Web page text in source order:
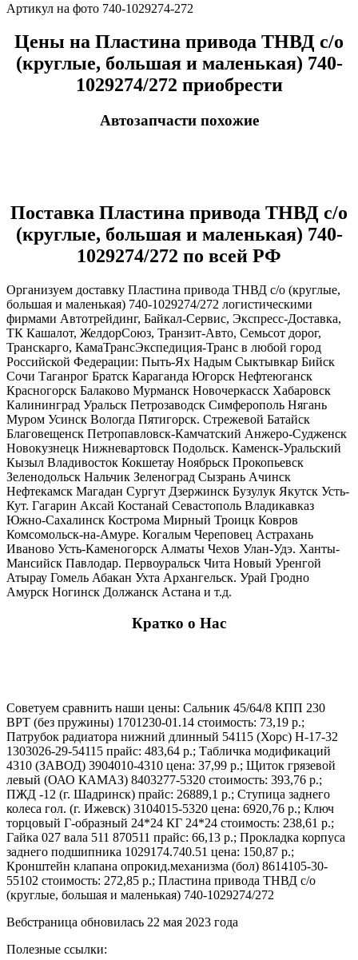
Артикул на фото 740-1029274-272
Цены на Пластина привода ТНВД с/о
(круглые, большая и маленькая) 740-
1029274/272 приобрести
Автозапчасти похожие
Поставка Пластина привода ТНВД с/о
(круглые, большая и маленькая) 740-
1029274/272 по всей РФ
Организуем доставку Пластина привода ТНВД с/о (круглые,
большая и маленькая) 740-1029274/272 логистическими
фирмами Автотрейдинг, Байкал-Сервис, Экспресс-Доставка,
ТК Кашалот, ЖелдорСоюз, Транзит-Авто, Семьсот дорог,
Транскарго, КамаТрансЭкспедиция-Транс в любой город
Российской Федерации: Пыть-Ях Надым Сыктывкар Бийск
Сочи Таганрог Братск Караганда Югорск Нефтеюганск
Красногорск Балаково Мурманск Новочеркасск Хабаровск
Калининград Уральск Петрозаводск Симферополь Нягань
Муром Усинск Вологда Пятигорск. Стрежевой Батайск
Благовещенск Петропавловск-Камчатский Анжеро-Судженск
Новокузнецк Нижневартовск Подольск. Каменск-Уральский
Кызыл Владивосток Кокшетау Ноябрьск Прокопьевск
Зеленодольск Нальчик Зеленоград Сызрань Ачинск
Нефтекамск Магадан Сургут Дзержинск Бузулук Якутск Усть-
Кут. Гагарин Аксай Костанай Севастополь Владикавказ
Южно-Сахалинск Кострома Мирный Троицк Ковров
Комсомольск-на-Амуре. Когалым Череповец Астрахань
Иваново Усть-Каменогорск Алматы Чехов Улан-Удэ. Ханты-
Мансийск Павлодар. Первоуральск Чита Новый Уренгой
Атырау Гомель Абакан Ухта Архангельск. Урай Гродно
Амурск Ногинск Должанск Астана и т.д.
Кратко о Нас
Советуем сравнить наши цены: Сальник 45/64/8 КПП 230
ВРТ (без пружины) 1701230-01.14 стоимость: 73,19 р.;
Патрубок радиатора нижний длинный 54115 (Хорс) Н-17-32
1303026-29-54115 прайс: 483,64 р.; Табличка модификаций
4310 (ЗАВОД) 3904010-4310 цена: 37,99 р.; Щиток грязевой
левый (ОАО КАМАЗ) 8403277-5320 стоимость: 393,76 р.;
ПЖД -12 (г. Шадринск) прайс: 26889,1 р.; Ступица заднего
колеса гол. (г. Ижевск) 3104015-5320 цена: 6920,76 р.; Ключ
торцовый Г-образный 24*24 КГ 24*24 стоимость: 238,61 р.;
Гайка 027 вала 511 870511 прайс: 66,13 р.; Прокладка корпуса
заднего подшипника 1029174.740.51 цена: 150,87 р.;
Кронштейн клапана опрокид.механизма (бол) 8614105-30-
55102 стоимость: 272,85 р.; Пластина привода ТНВД с/о
(круглые, большая и маленькая) 740-1029274/272
Вебстраница обновилась 22 мая 2023 года
Полезные ссылки: